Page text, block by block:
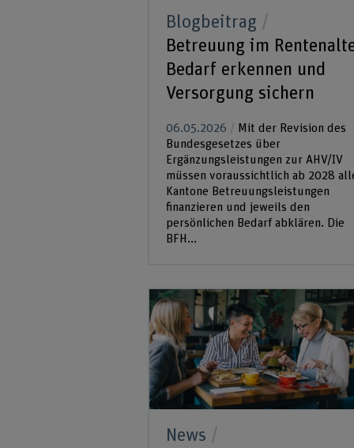
Blogbeitrag
Betreuung im
Bedarf erkennen und
Versorgung sichern
06.05.2026
Mit der Revision des
Bundesgesetzes über
Ergänzungsleistungen zur AHV/IV
müssen voraussichtlich ab 2028
Kantone Betreuungsleistungen
finanzieren und jeweils den
persönlichen Bedarf abklären. Die
BFH...
News